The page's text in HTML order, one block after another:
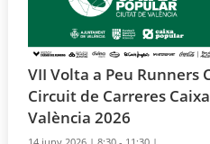
VII Volta a Peu Runners
Circuit de Carreres
València 2026